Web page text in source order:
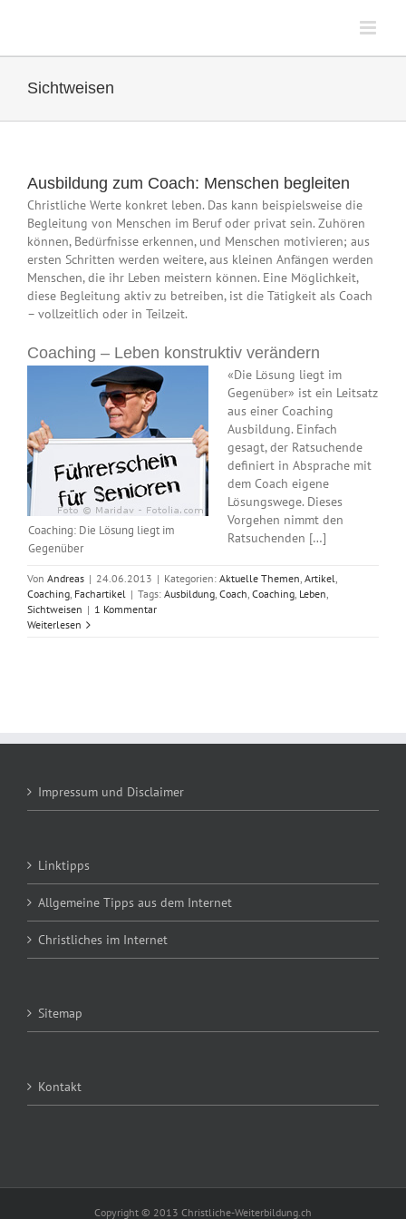
Sichtweisen
Ausbildung zum Coach: Menschen begleiten
Christliche Werte konkret leben. Das kann beispielsweise die
Begleitung von Menschen im Beruf oder privat sein. Zuhören
können, Bedürfnisse erkennen, und Menschen motivieren; aus
ersten Schritten werden weitere, aus kleinen Anfängen werden
Menschen, die ihr Leben meistern können. Eine Möglichkeit,
diese Begleitung aktiv zu betreiben, ist die Tätigkeit als Coach
– vollzeitlich oder in Teilzeit.
Coaching – Leben konstruktiv verändern
Coaching: Die Lösung liegt im
Gegenüber
«Die Lösung liegt im
Gegenüber» ist ein Leitsatz
aus einer Coaching
Ausbildung. Einfach
gesagt, der Ratsuchende
definiert in Absprache mit
dem Coach eigene
Lösungswege. Dieses
Vorgehen nimmt den
Ratsuchenden […]
Von Andreas | 24.06.2013 | Kategorien: Aktuelle Themen, Artikel,
Coaching, Fachartikel | Tags: Ausbildung, Coach, Coaching, Leben,
Sichtweisen | 1 Kommentar
Weiterlesen
Impressum und Disclaimer
Linktipps
Allgemeine Tipps aus dem Internet
Christliches im Internet
Sitemap
Kontakt
Copyright © 2013 Christliche-Weiterbildung.ch